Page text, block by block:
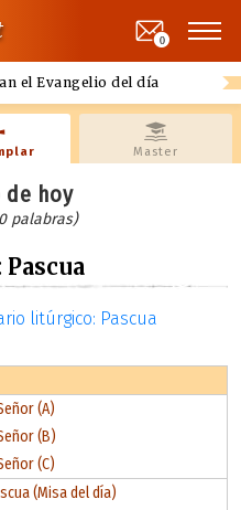
el Evangelio del día
0
Master
de hoy
palabras)
Pascua
litúrgico: Pascua
(A)
(B)
(C)
(Misa del día)